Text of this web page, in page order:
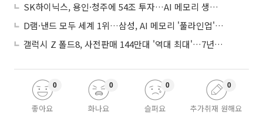
SK하이닉스, 용인·청주에 54조 투자…AI 메모리 생산기지 키운다
D램·낸드 모두 세계 1위…삼성, AI 메모리 '풀라인업'으로 승부
갤럭시 Z 폴드8, 사전판매 144만대 '역대 최대'…7년만에 갤노트10 기록 넘어
좋아요
0
화나요
0
슬퍼요
0
추가취재 원해요
0